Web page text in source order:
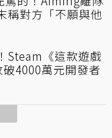
稱對方「不願與他
Steam《這款遊戲
4000萬元開發者